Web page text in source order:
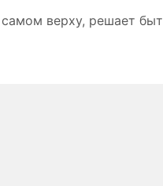
самом верху, решает